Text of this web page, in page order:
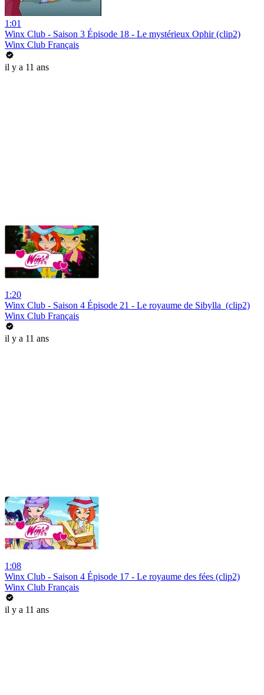
1:01
Winx Club - Saison 3 Épisode 18 - Le mystérieux Ophir (clip2)
Winx Club Français
il y a 11 ans
1:20
Winx Club - Saison 4 Épisode 21 - Le royaume de Sibylla (clip2)
Winx Club Français
il y a 11 ans
1:08
Winx Club - Saison 4 Épisode 17 - Le royaume des fées (clip2)
Winx Club Français
il y a 11 ans